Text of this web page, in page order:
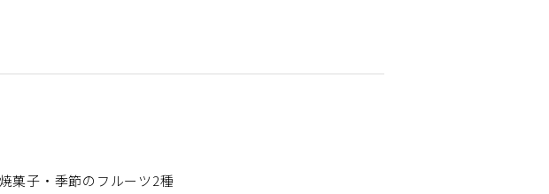
菓子・季節のフルーツ2種